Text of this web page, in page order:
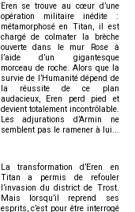
Eren se trouve au cœur d’une
opération militaire inédite :
métamorphosé en Titan, il est
chargé de colmater la brèche
ouverte dans le mur Rose à
l’aide d’un gigantesque
morceau de roche. Alors que la
survie de l’Humanité dépend de
la réussite de ce plan
audacieux, Eren perd pied et
devient totalement incontrôlable.
Les adjurations d’Armin ne
semblent pas le ramener à lui...
La transformation d’Eren en
Titan a permis de refouler
l’invasion du district de Trost.
Mais lorsqu’il reprend ses
esprits, c’est pour être interrogé